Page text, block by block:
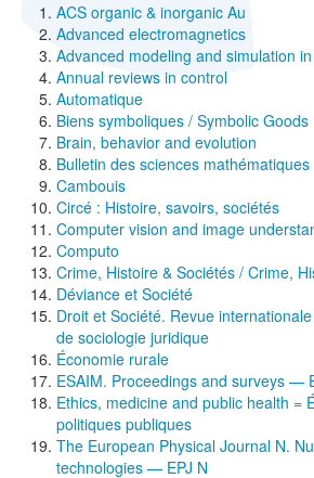
ACS organic & inorganic Au
Advanced electromagnetics
Advanced modeling and simulation
Annual reviews in control
Automatique
Biens symboliques / Symbolic Goods
Brain, behavior and evolution
Bulletin des sciences mathématiques
Cambouis
Circé : Histoire, savoirs, sociétés
Computer vision and image
Computo
Crime, Histoire & Sociétés / Crime,
Déviance et Société
Droit et Société. Revue
de sociologie juridique
Économie rurale
ESAIM. Proceedings and surveys —
Ethics, medicine and public health =
politiques publiques
The European Physical Journal N.
technologies — EPJ N